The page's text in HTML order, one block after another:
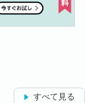
すべて見る